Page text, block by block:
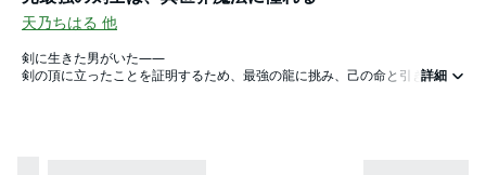
天乃ちはる 他
剣に生きた男がいた――
剣の頂に立ったことを証明するため、最強の龍に挑み、己の命と引き換えに
詳細